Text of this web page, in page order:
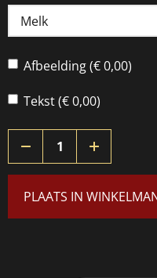
Afbeelding (€ 0,00)
Tekst (€ 0,00)
PLAATS IN